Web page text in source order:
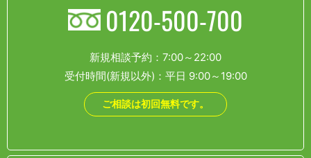
0120-500-700
新規相談予約：7:00～22:00
受付時間(新規以外)：平日 9:00～19:00
ご相談は初回無料です。